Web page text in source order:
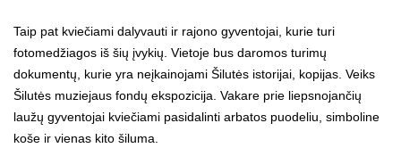
Taip pat kviečiami dalyvauti ir rajono gyventojai, kurie turi
fotomedžiagos iš šių įvykių. Vietoje bus daromos turimų
dokumentų, kurie yra neįkainojami Šilutės istorijai, kopijas. Veiks
Šilutės muziejaus fondų ekspozicija. Vakare prie liepsnojančių
laužų gyventojai kviečiami pasidalinti arbatos puodeliu, simboline
koše ir vienas kito šiluma.